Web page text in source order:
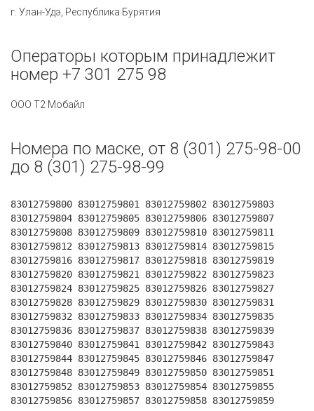
г. Улан-Удэ, Республика Бурятия
Операторы которым принадлежит
номер +7 301 275 98
ООО Т2 Мобайл
Номера по маске, от 8 (301) 275-98-00
до 8 (301) 275-98-99
83012759800 83012759801 83012759802 83012759803
83012759804 83012759805 83012759806 83012759807
83012759808 83012759809 83012759810 83012759811
83012759812 83012759813 83012759814 83012759815
83012759816 83012759817 83012759818 83012759819
83012759820 83012759821 83012759822 83012759823
83012759824 83012759825 83012759826 83012759827
83012759828 83012759829 83012759830 83012759831
83012759832 83012759833 83012759834 83012759835
83012759836 83012759837 83012759838 83012759839
83012759840 83012759841 83012759842 83012759843
83012759844 83012759845 83012759846 83012759847
83012759848 83012759849 83012759850 83012759851
83012759852 83012759853 83012759854 83012759855
83012759856 83012759857 83012759858 83012759859